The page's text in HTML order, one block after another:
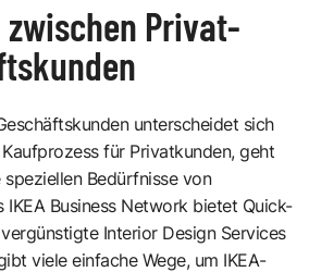
Privat-
unterscheidet sich
für Privatkunden, geht
Bedürfnisse von
IKEA Business Network bietet Quick-
Interior Design Services
viele einfache Wege, um IKEA-